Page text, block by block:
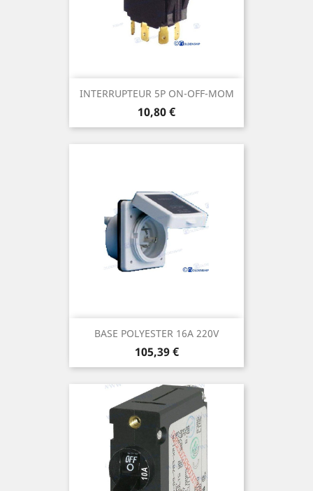
INTERRUPTEUR 5P ON-OFF-MOM
Prix
10,80 €
BASE POLYESTER 16A 220V
Prix
105,39 €